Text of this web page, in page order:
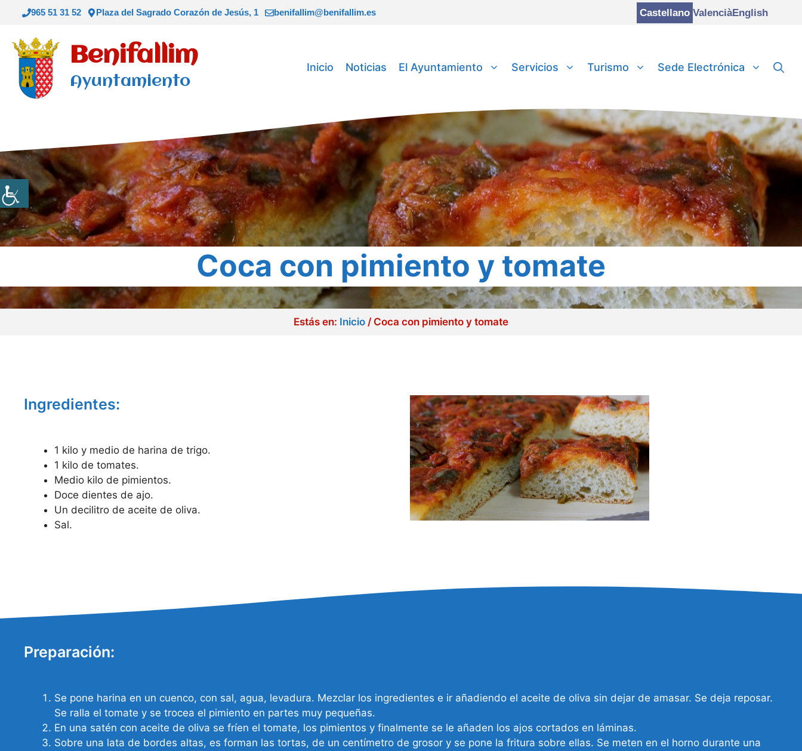
contenido
965 51 31 52 Plaza del Sagrado Corazón de Jesús, 1 benifallim@benifallim.es Castellano ValenciàEnglish
Benifallim
Ayuntamiento
Inicio Noticias El Ayuntamiento Servicios Turismo Sede Electrónica
Coca con pimiento y tomate
Estás en: Inicio / Coca con pimiento y tomate
Ingredientes:
1 kilo y medio de harina de trigo.
1 kilo de tomates.
Medio kilo de pimientos.
Doce dientes de ajo.
Un decilitro de aceite de oliva.
Sal.
Preparación:
Se pone harina en un cuenco, con sal, agua, levadura. Mezclar los ingredientes e ir añadiendo el aceite de oliva sin dejar de amasar. Se deja reposar.
Se ralla el tomate y se trocea el pimiento en partes muy pequeñas.
En una satén con aceite de oliva se fríen el tomate, los pimientos y finalmente se le añaden los ajos cortados en láminas.
Sobre una lata de bordes altas, es forman las tortas, de un centímetro de grosor y se pone la fritura sobre ellas. Se meten en el horno durante una